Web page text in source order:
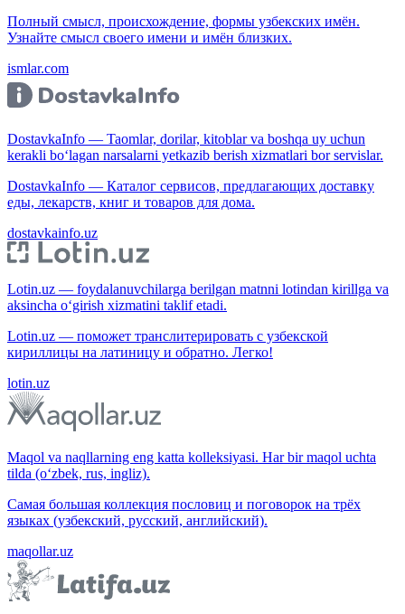
Полный смысл, происхождение, формы узбекских имён.
Узнайте смысл своего имени и имён близких.
ismlar.com
DostavkaInfo — Taomlar, dorilar, kitoblar va boshqa uy uchun
kerakli bo‘lagan narsalarni yetkazib berish xizmatlari bor servislar.
DostavkaInfo — Каталог сервисов, предлагающих доставку
еды, лекарств, книг и товаров для дома.
dostavkainfo.uz
Lotin.uz — foydalanuvchilarga berilgan matnni lotindan kirillga va
aksincha o‘girish xizmatini taklif etadi.
Lotin.uz — поможет транслитерировать с узбекской
кириллицы на латиницу и обратно. Легко!
lotin.uz
Maqol va naqllarning eng katta kolleksiyasi. Har bir maqol uchta
tilda (o‘zbek, rus, ingliz).
Самая большая коллекция пословиц и поговорок на трёх
языках (узбекский, русский, английский).
maqollar.uz